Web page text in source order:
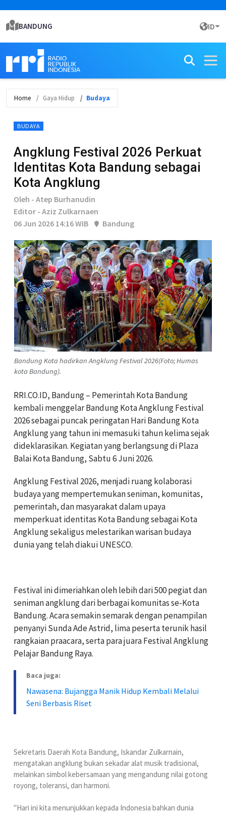
BANDUNG ID
Home Gaya Hidup Budaya
BUDAYA
Angklung Festival 2026 Perkuat
Identitas Kota Bandung sebagai
Kota Angklung
Oleh - Atep Burhanudin
Editor - Aziz Zulkarnaen
06 Jun 2026 14:16 WIB
Bandung
Bandung Kota hadirkan Angklung Festival 2026(Foto; Humas
kota Bandung).
RRI.CO.ID, Bandung – Pemerintah Kota Bandung
kembali menggelar Bandung Kota Angklung Festival
2026 sebagai puncak peringatan Hari Bandung Kota
Angklung yang tahun ini memasuki tahun kelima sejak
dideklarasikan. Kegiatan yang berlangsung di Plaza
Balai Kota Bandung, Sabtu 6 Juni 2026.
‎Angklung Festival 2026, menjadi ruang kolaborasi
budaya yang mempertemukan seniman, komunitas,
pemerintah, dan masyarakat dalam upaya
memperkuat identitas Kota Bandung sebagai Kota
Angklung sekaligus melestarikan warisan budaya
dunia yang telah diakui UNESCO.
‎Festival ini dimeriahkan oleh lebih dari 500 pegiat dan
seniman angklung dari berbagai komunitas se-Kota
Bandung. Acara semakin semarak dengan penampilan
penyanyi Sunda Ade Astrid, lima peserta terunik hasil
rangkaian praacara, serta para juara Festival Angklung
Pelajar Bandung Raya.
Baca juga:
Nawasena: Bujangga Manik Hidup Kembali Melalui
Seni Berbasis Riset
‎Sekretaris Daerah Kota Bandung, Iskandar Zulkarnain,
mengatakan angklung bukan sekadar alat musik tradisional,
melainkan simbol kebersamaan yang mengandung nilai gotong
royong, toleransi, dan harmoni.
‎"Hari ini kita menunjukkan kepada Indonesia bahkan dunia